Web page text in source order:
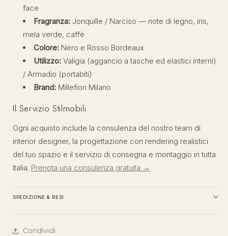
face
Fragranza: Jonquille / Narciso — note di legno, iris,
mela verde, caffè
Colore: Nero e Rosso Bordeaux
Utilizzo: Valigia (aggancio a tasche ed elastici interni)
/ Armadio (portabiti)
Brand: Millefiori Milano
Il Servizio Stilmobili
Ogni acquisto include la consulenza del nostro team di
interior designer, la progettazione con rendering realistici
del tuo spazio e il servizio di consegna e montaggio in tutta
Italia. Prenota una consulenza gratuita →
SPEDIZIONE & RESI
Condividi